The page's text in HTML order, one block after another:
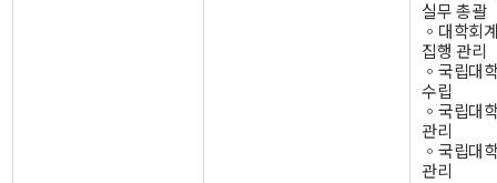
실무 총괄
◦대학회
집행 관리
◦국립대
수립
◦국립대
관리
◦국립대
관리